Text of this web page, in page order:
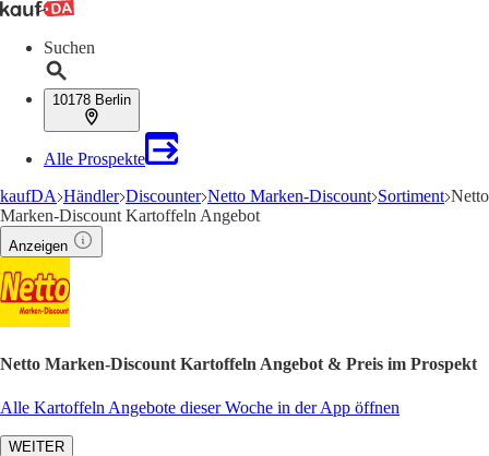
Suchen
10178 Berlin
Alle Prospekte
kaufDA Händler Discounter Netto Marken-Discount Sortiment Netto
Marken-Discount Kartoffeln Angebot
Anzeigen
Netto Marken-Discount Kartoffeln Angebot & Preis im Prospekt
Alle Kartoffeln Angebote dieser Woche in der App öffnen
WEITER